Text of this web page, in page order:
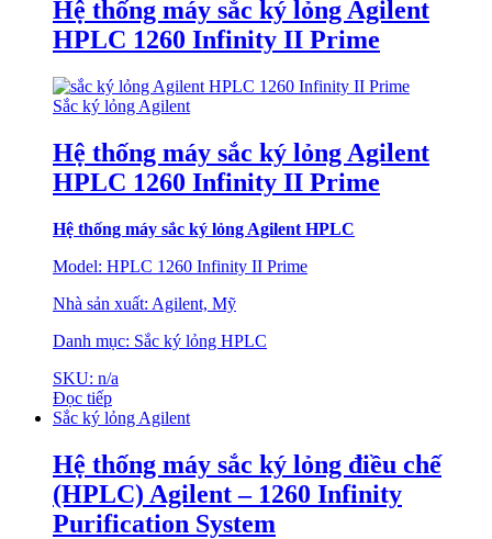
Hệ thống máy sắc ký lỏng Agilent
HPLC 1260 Infinity II Prime
Sắc ký lỏng Agilent
Hệ thống máy sắc ký lỏng Agilent
HPLC 1260 Infinity II Prime
Hệ thống máy sắc ký lỏng Agilent HPLC
Model: HPLC 1260 Infinity II Prime
Nhà sản xuất: Agilent, Mỹ
Danh mục: Sắc ký lỏng HPLC
SKU: n/a
Đọc tiếp
Sắc ký lỏng Agilent
Hệ thống máy sắc ký lỏng điều chế
(HPLC) Agilent – 1260 Infinity
Purification System